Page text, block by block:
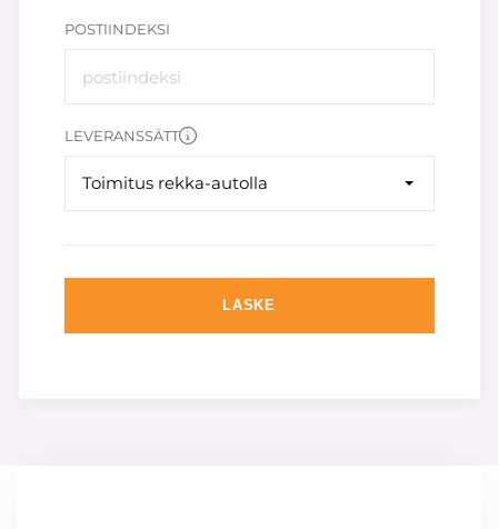
POSTIINDEKSI
LEVERANSSÄTT
Toimitus rekka-autolla
LASKE